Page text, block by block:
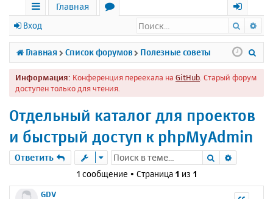
с
ы
л
к
Главная
р
у
м
х
о
д
Вход Поиск
Главная Список форумов Полезные советы
Информация: Конференция переехала на GitHub . Старый форум
доступен только для чтения.
Отдельный каталог для проектов
и быстрый доступ к phpMyAdmin
Ответить Поиск
1 сообщение • Страница 1 из 1
GDV